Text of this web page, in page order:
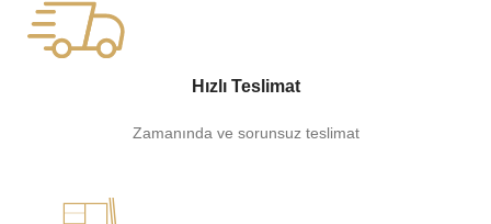
Hızlı Teslimat
Zamanında ve sorunsuz teslimat